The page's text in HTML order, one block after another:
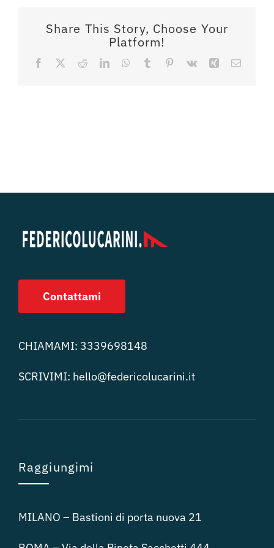
Share This Story, Choose Your
Platform!
Facebook RedditLinkedInWhatsApp
Tumblr Pinterest
Vk Xing Email
Contattami
CHIAMAMI: 3339698148
SCRIVIMI: hello@federicolucarini.it
Raggiungimi
MILANO – Bastioni di porta nuova 21